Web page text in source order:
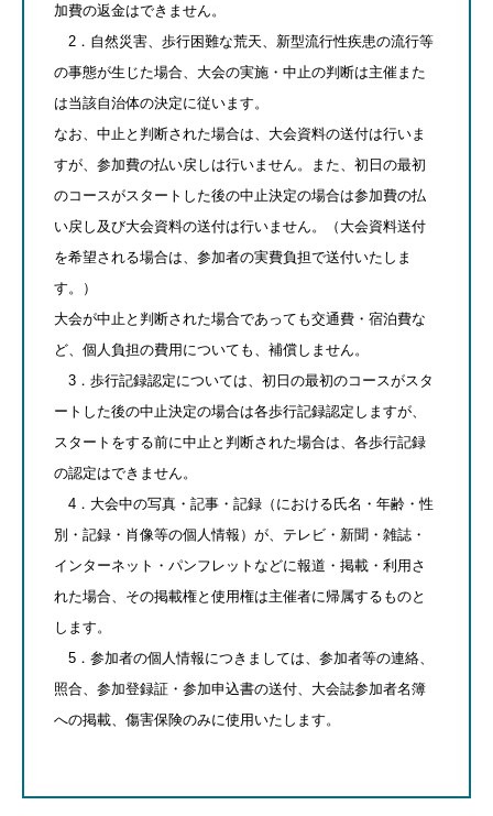
加費の返金はできません。
2．自然災害、歩行困難な荒天、新型流行性疾患の流行等
の事態が生じた場合、大会の実施・中止の判断は主催また
は当該自治体の決定に従います。
なお、中止と判断された場合は、大会資料の送付は行いま
すが、参加費の払い戻しは行いません。また、初日の最初
のコースがスタートした後の中止決定の場合は参加費の払
い戻し及び大会資料の送付は行いません。（大会資料送付
を希望される場合は、参加者の実費負担で送付いたしま
す。）
大会が中止と判断された場合であっても交通費・宿泊費な
ど、個人負担の費用についても、補償しません。
3．歩行記録認定については、初日の最初のコースがスタ
ートした後の中止決定の場合は各歩行記録認定しますが、
スタートをする前に中止と判断された場合は、各歩行記録
の認定はできません。
4．大会中の写真・記事・記録（における氏名・年齢・性
別・記録・肖像等の個人情報）が、テレビ・新聞・雑誌・
インターネット・パンフレットなどに報道・掲載・利用さ
れた場合、その掲載権と使用権は主催者に帰属するものと
します。
5．参加者の個人情報につきましては、参加者等の連絡、
照合、参加登録証・参加申込書の送付、大会誌参加者名簿
への掲載、傷害保険のみに使用いたします。